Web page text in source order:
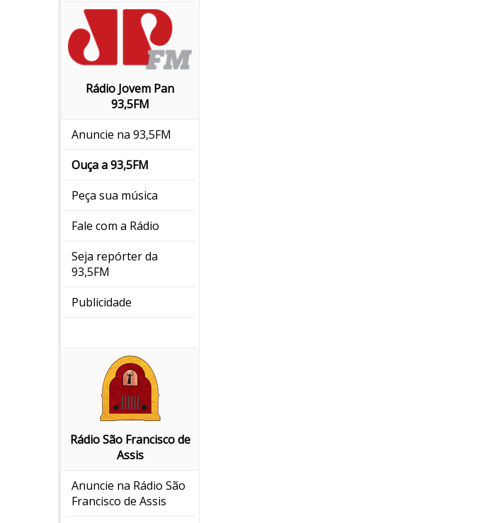
Rádio Jovem Pan
93,5FM
Anuncie na 93,5FM
Ouça a 93,5FM
Peça sua música
Fale com a Rádio
Seja repórter da
93,5FM
Publicidade
Rádio São Francisco de
Assis
Anuncie na Rádio São
Francisco de Assis